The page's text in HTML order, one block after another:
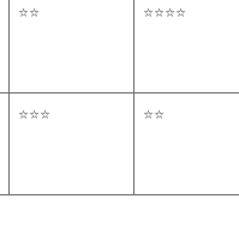
⭐⭐ ⭐⭐⭐⭐
⭐⭐⭐ ⭐⭐